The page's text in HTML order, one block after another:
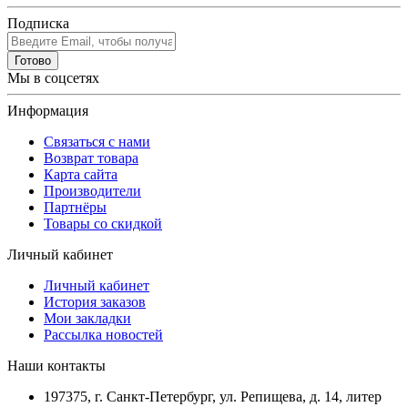
Подписка
Готово
Мы в соцсетях
Информация
Связаться с нами
Возврат товара
Карта сайта
Производители
Партнёры
Товары со скидкой
Личный кабинет
Личный кабинет
История заказов
Мои закладки
Рассылка новостей
Наши контакты
197375, г. Санкт-Петербург, ул. Репищева, д. 14, литер